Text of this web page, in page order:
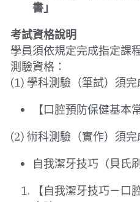
書」
考試資格說明
學員須依規定完成指定課
測驗資格：
(1) 學科測驗（筆試）須完
【口腔預防保健基本
(2) 術科測驗（實作）須完
自我潔牙技巧（貝氏
【自我潔牙技巧－口